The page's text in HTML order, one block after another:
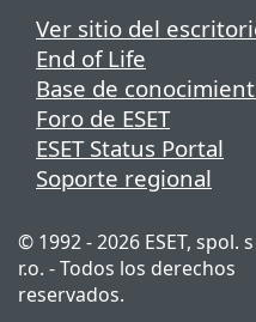
Ver sitio del
End of Life
Base de
Foro de ESET
ESET Status Portal
Soporte regional
© 1992 - 2026 ESET, spol. s
r.o. - Todos los derechos
reservados.